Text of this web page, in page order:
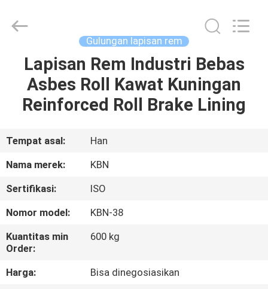
RUMAH
PRODUK
TENTANG
KAMI
TUR
PABRIK
KONTROL
KUALITAS
Reserved.
Gulungan lapisan rem
Lapisan Rem Industri Bebas
Asbes Roll Kawat Kuningan
Reinforced Roll Brake Lining
Tempat asal:
Han
Nama merek:
KBN
Sertifikasi:
ISO
Nomor model:
KBN-38
Kuantitas min
Order:
600 kg
Harga:
Bisa dinegosiasikan